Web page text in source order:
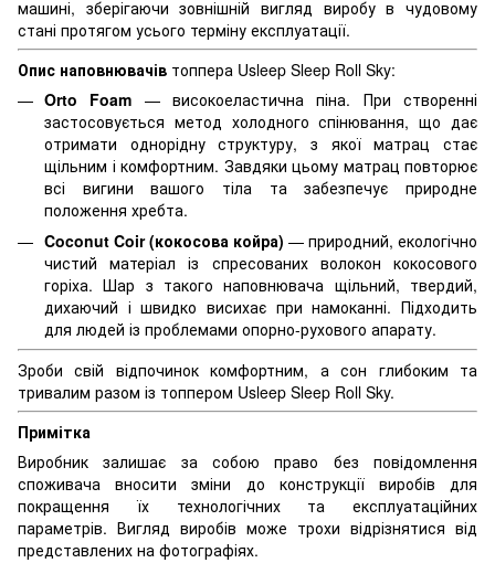
машині, зберігаючи зовнішній вигляд виробу в чудовому
стані протягом усього терміну експлуатації.
Опис наповнювачів топпера Usleep Sleep Roll Sky:
Orto Foam — високоеластична піна. При створенні
застосовується метод холодного спінювання, що дає
отримати однорідну структуру, з якої матрац стає
щільним і комфортним. Завдяки цьому матрац повторює
всі вигини вашого тіла та забезпечує природне
положення хребта.
Coconut Coir (кокосова койра) — природний, екологічно
чистий матеріал із спресованих волокон кокосового
горіха. Шар з такого наповнювача щільний, твердий,
дихаючий і швидко висихає при намоканні. Підходить
для людей із проблемами опорно-рухового апарату.
Зроби свій відпочинок комфортним, а сон глибоким та
тривалим разом із топпером Usleep Sleep Roll Sky.
Примітка
Виробник залишає за собою право без повідомлення
споживача вносити зміни до конструкції виробів для
покращення їх технологічних та експлуатаційних
параметрів. Вигляд виробів може трохи відрізнятися від
представлених на фотографіях.